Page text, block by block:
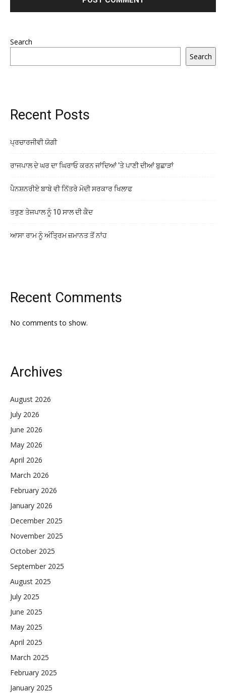
Search
Search
Recent Posts
ਪ੍ਰਚਾਰਜੀਵੀ ਯੋਗੀ
ਰਾਜਪਾਲ ਦੇ ਘਰ ਦਾ ਘਿਰਾਓ ਕਰਨ ਜਾਂਦਿਆਂ ‘ਤੇ ਪਾਣੀ ਦੀਆਂ ਬੁਛਾੜਾਂ
ਪੈਨਸ਼ਨਰੀਏ ਬਾਬੇ ਵੀ ਨਿੱਤਰੇ ਮੋਦੀ ਸਰਕਾਰ ਖਿਲਾਫ
ਤਰੁਣ ਤੇਜਪਾਲ ਨੂੰ 10 ਸਾਲ ਦੀ ਕੈਦ
ਆਸਾ ਰਾਮ ਨੂੰ ਅੰਤ੍ਰਿਮ ਜ਼ਮਾਨਤ ਤੋਂ ਨਾਂਹ
Recent Comments
No comments to show.
Archives
August 2026
July 2026
June 2026
May 2026
April 2026
March 2026
February 2026
January 2026
December 2025
November 2025
October 2025
September 2025
August 2025
July 2025
June 2025
May 2025
April 2025
March 2025
February 2025
January 2025